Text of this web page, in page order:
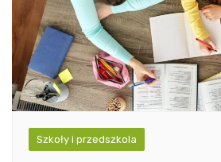
Szkoły i przedszkola